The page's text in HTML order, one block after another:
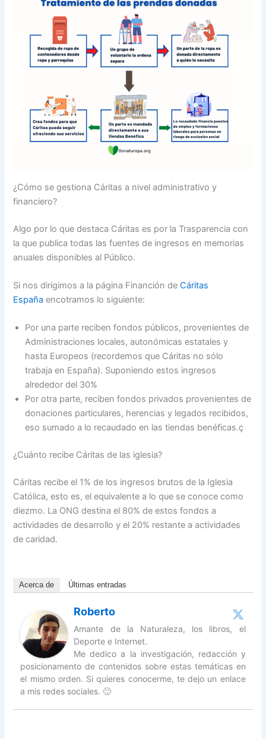
¿Cómo se gestiona Cáritas a nivel administrativo y
financiero?
Algo por lo que destaca Cáritas es por la Trasparencia con
la que publica todas las fuentes de ingresos en memorias
anuales disponibles al Público.
Si nos dirigimos a la página Financión deCáritas
España encotramos lo siguiente:
Por una parte reciben fondos públicos, provenientes de
Administraciones locales, autonómicas estatales y
hasta Europeos (recordemos que Cáritas no sólo
trabaja en España). Suponiendo estos ingresos
alrededor del 30%
Por otra parte, reciben fondos privados provenientes de
donaciones particulares, herencias y legados recibidos,
eso sumado a lo recaudado en las tiendas benéficas.ç
¿Cuánto recibe Cáritas de las iglesia?
Cáritas recibe el 1% de los ingresos brutos de la Iglesia
Católica, esto es, el equivalente a lo que se conoce como
diezmo. La ONG destina el 80% de estos fondos a
actividades de desarrollo y el 20% restante a actividades
de caridad.
Acerca de Últimas entradas
Roberto
Amante de la Naturaleza, los libros, el
Deporte e Internet.
Me dedico a la investigación, redacción y
posicionamento de contenidos sobre estas temáticas en
el mismo orden. Si quieres conocerme, te dejo un enlace
a mis redes sociales. 🙂